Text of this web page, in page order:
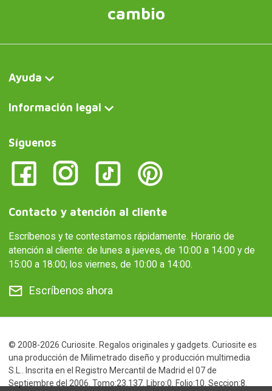
cambio
Ayuda
Información legal
Síguenos
Contacto y atención al cliente
Escríbenos y te contestamos rápidamente. Horario de
atención al cliente: de lunes a jueves, de 10:00 a 14:00 y de
15:00 a 18:00; los viernes, de 10:00 a 14:00.
Escríbenos ahora
© 2008-2026 Curiosite. Regalos originales y gadgets. Curiosite es
una producción de Milimetrado diseño y producción multimedia
S.L.. Inscrita en el Registro Mercantil de Madrid el 07 de
Septiembre del 2006. Tomo:23.137. Libro:0. Folio:10. Seccion:8.